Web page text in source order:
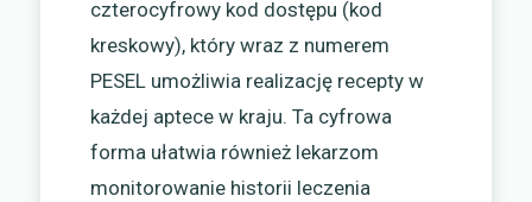
czterocyfrowy kod dostępu (kod
kreskowy), który wraz z numerem
PESEL umożliwia realizację recepty w
każdej aptece w kraju. Ta cyfrowa
forma ułatwia również lekarzom
monitorowanie historii leczenia